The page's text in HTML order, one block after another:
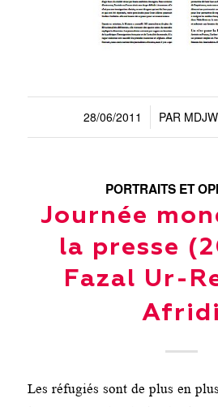
28/06/2011
/ PAR
PORTRAITS ET
Journée
la presse
Fazal Ur-
Afridi
Les réfugiés sont de plus en